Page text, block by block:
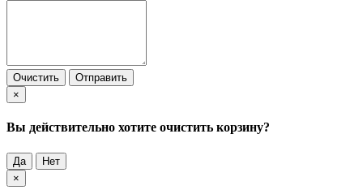
Очистить
Отправить
×
Вы действительно хотите очистить корзину?
Да
Нет
×